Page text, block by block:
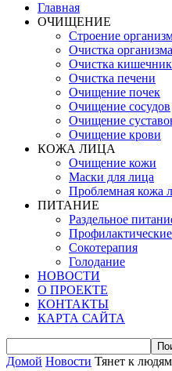
Главная
ОЧИЩЕНИЕ
Строение
Очистка организма
Очистка
Очистка печени
Очищение почек
Очищение сосудов
Очищение
Очищение крови
КОЖА ЛИЦА
Очищение кожи
Маски для лица
Проблемная кожа
ПИТАНИЕ
Раздельное
Сокотерапия
Голодание
НОВОСТИ
О ПРОЕКТЕ
КОНТАКТЫ
КАРТА САЙТА
Домой Новости Тянет к людям